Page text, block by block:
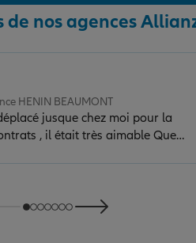
de nos agences
HENIN BEAUMONT
jusque chez moi pour la
, il était très aimable Que